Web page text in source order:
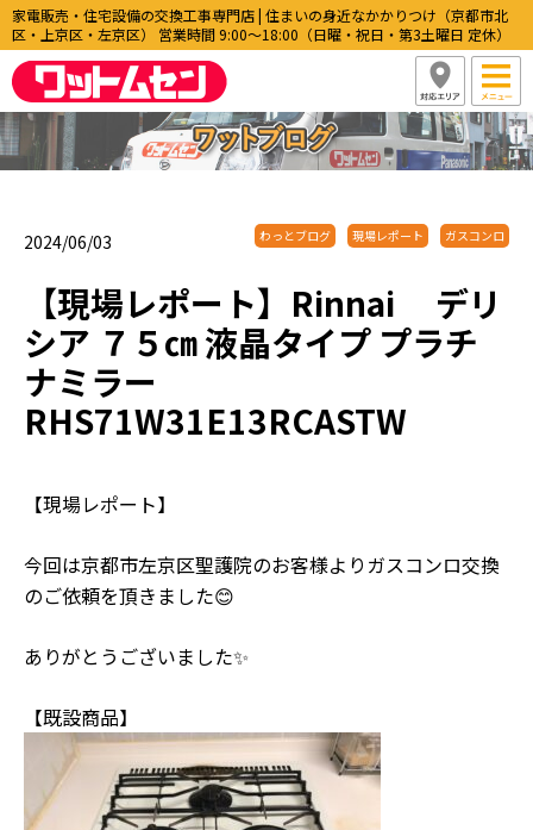
家電販売・住宅設備の交換工事専門店 | 住まいの身近なかかりつけ（京都市北
区・上京区・左京区） 営業時間 9:00〜18:00（日曜・祝日・第3土曜日 定休）
2024/06/03 わっとブログ 現場レポート ガスコンロ
【現場レポート】Rinnai デリ
シア ７５㎝ 液晶タイプ プラチ
ナミラー
RHS71W31E13RCASTW
【現場レポート】
今回は京都市左京区聖護院のお客様よりガスコンロ交換
のご依頼を頂きました😊
ありがとうございました✨
【既設商品】